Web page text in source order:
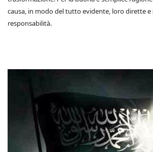
causa, in modo del tutto evidente, loro dirette
responsabilità.